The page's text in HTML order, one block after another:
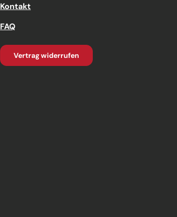
Kontakt
FAQ
Vertrag widerrufen